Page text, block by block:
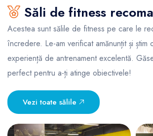
Săli de fitness
Acestea sunt sălile de fitness pe care le
încredere. Le-am verificat amănunțit și
experiență de antrenament excelentă.
perfect pentru a-ți atinge obiectivele!
Vezi toate sălile